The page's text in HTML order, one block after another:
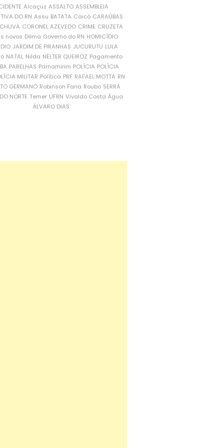
Alcaçuz ASSALTO ASSEMBLEIA
DO RN Assu BATATA Caicó CARAÚBAS
CORONEL AZEVEDO CRIME CRUZETA
novos Dilma Governo do RN HOMICÍDIO
JARDIM DE PIRANHAS JUCURUTU LULA
NATAL Nilda NÉLTER QUEIROZ Pagamento
PARELHAS Parnamirim POLÍCIA POLÍCIA
MILITAR Política PRF RAFAEL MOTTA RN
GERMANO Robinson Faria Roubo SERRA
NORTE Temer UFRN Vivaldo Costa Água
ÁLVARO DIAS